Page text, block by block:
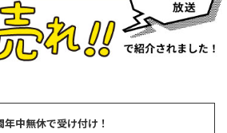
中無休で受け付け！